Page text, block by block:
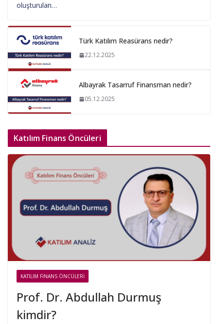
oluşturulan…
Türk Katılım Reasürans nedir?
22.12.2025
Albayrak Tasarruf Finansman nedir?
05.12.2025
Katılım Finans Öncüleri
KATILIM FINANS ÖNCÜLERI
Prof. Dr. Abdullah Durmuş
kimdir?